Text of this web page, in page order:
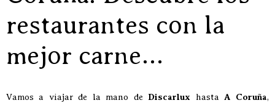
restaurantes con la
mejor carne…
Vamos a viajar de la mano de Discarlux hasta A Coruña,